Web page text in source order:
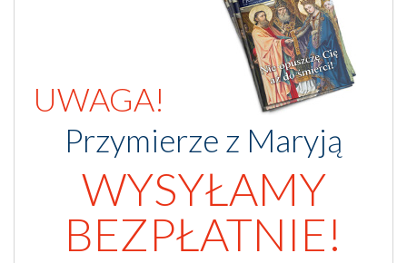
UWAGA!
Przymierze z Maryją
WYSYŁAMY
BEZPŁATNIE!